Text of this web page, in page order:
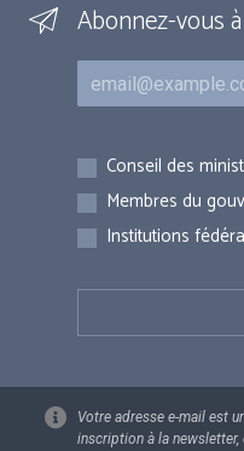
Abonnez-vous
Courriel
Inscriptions
Conseil des
Membres du
Institutions
Votre adresse e-mail est
inscription à la